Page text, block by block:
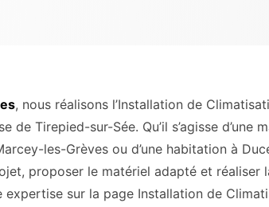
, nous réalisons l’Installation de
de Tirepied-sur-Sée. Qu’il s’agisse d’une
les-Grèves ou d’une habitation à
proposer le matériel adapté et réaliser
expertise sur la page Installation de